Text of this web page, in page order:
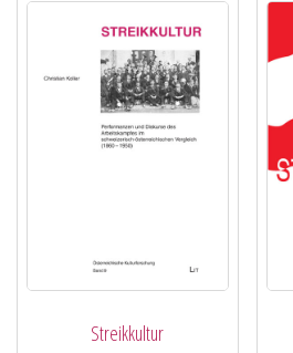
Streikkultur